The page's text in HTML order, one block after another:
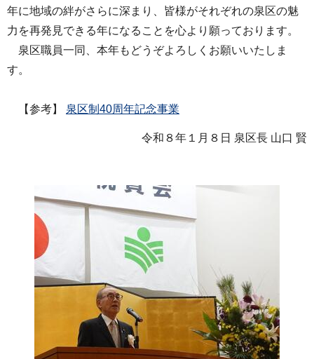
年に地域の絆がさらに深まり、皆様がそれぞれの泉区の魅
力を再発見できる年になることを心より願っております。
泉区職員一同、本年もどうぞよろしくお願いいたしま
す。
【参考】 泉区制40周年記念事業
令和８年１月８日 泉区長 山口 賢